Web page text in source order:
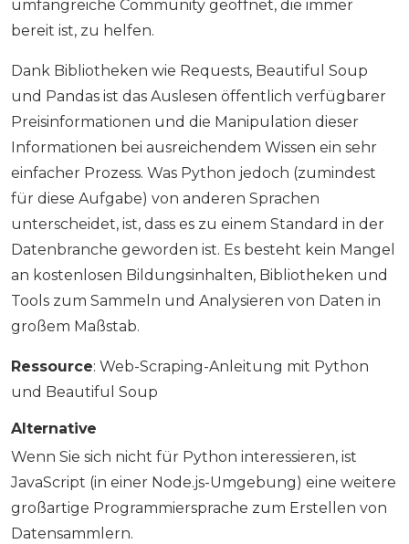
umfangreiche Community geöffnet, die immer
bereit ist, zu helfen.
Dank Bibliotheken wie Requests, Beautiful Soup
und Pandas ist das Auslesen öffentlich verfügbarer
Preisinformationen und die Manipulation dieser
Informationen bei ausreichendem Wissen ein sehr
einfacher Prozess. Was Python jedoch (zumindest
für diese Aufgabe) von anderen Sprachen
unterscheidet, ist, dass es zu einem Standard in der
Datenbranche geworden ist. Es besteht kein Mangel
an kostenlosen Bildungsinhalten, Bibliotheken und
Tools zum Sammeln und Analysieren von Daten in
großem Maßstab.
Ressource: Web-Scraping-Anleitung mit Python
und Beautiful Soup
Alternative
Wenn Sie sich nicht für Python interessieren, ist
JavaScript (in einer Node.js-Umgebung) eine weitere
großartige Programmiersprache zum Erstellen von
Datensammlern.